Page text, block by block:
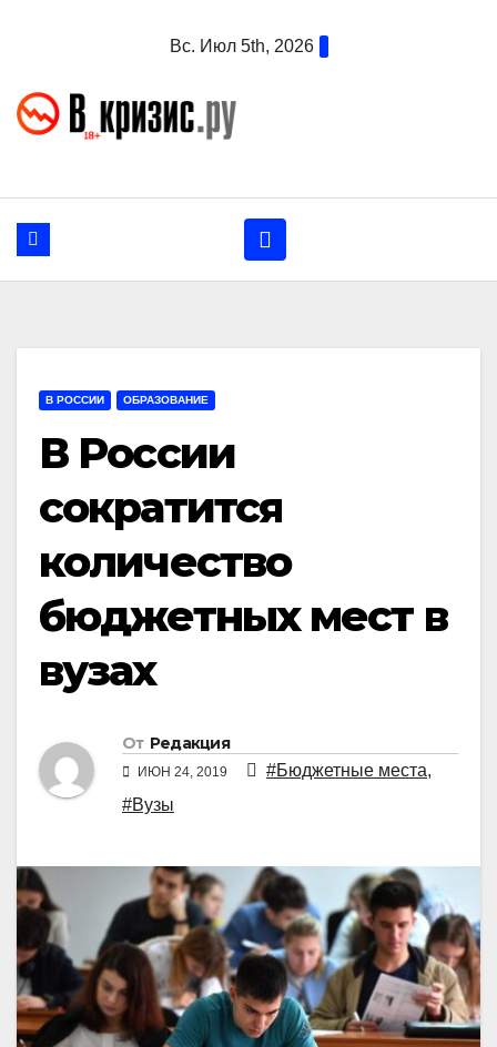
Вс. Июл 5th, 2026
В РОССИИ ОБРАЗОВАНИЕ
В России
сократится
количество
бюджетных мест в
вузах
От Редакция
ИЮН 24, 2019 #Бюджетные места,
#Вузы